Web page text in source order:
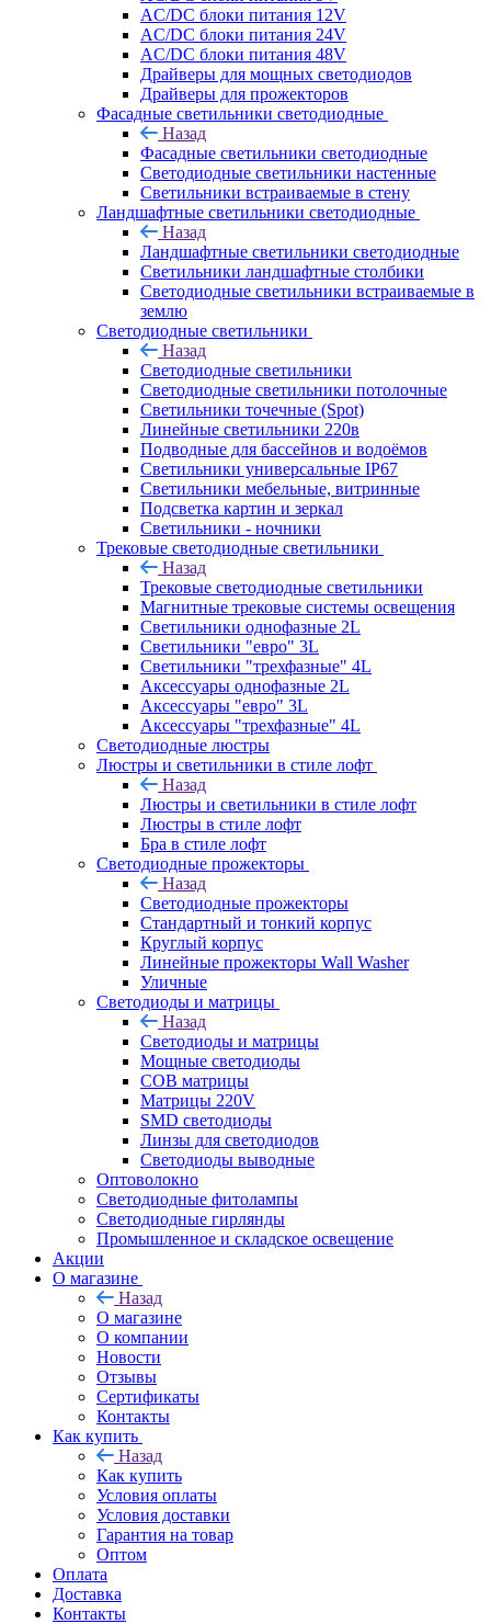
AC/DC блоки питания 12V
AC/DC блоки питания 24V
AC/DC блоки питания 48V
Драйверы для мощных светодиодов
Драйверы для прожекторов
Фасадные светильники светодиодные
Назад
Фасадные светильники светодиодные
Светодиодные светильники настенные
Светильники встраиваемые в стену
Ландшафтные светильники светодиодные
Назад
Ландшафтные светильники светодиодные
Светильники ландшафтные столбики
Светодиодные светильники встраиваемые в
землю
Светодиодные светильники
Назад
Светодиодные светильники
Светодиодные светильники потолочные
Светильники точечные (Spot)
Линейные светильники 220в
Подводные для бассейнов и водоёмов
Светильники универсальные IP67
Светильники мебельные, витринные
Подсветка картин и зеркал
Светильники - ночники
Трековые светодиодные светильники
Назад
Трековые светодиодные светильники
Магнитные трековые системы освещения
Светильники однофазные 2L
Светильники "евро" 3L
Светильники "трехфазные" 4L
Аксессуары однофазные 2L
Аксессуары "евро" 3L
Аксессуары "трехфазные" 4L
Светодиодные люстры
Люстры и светильники в стиле лофт
Назад
Люстры и светильники в стиле лофт
Люстры в стиле лофт
Бра в стиле лофт
Светодиодные прожекторы
Назад
Светодиодные прожекторы
Стандартный и тонкий корпус
Круглый корпус
Линейные прожекторы Wall Washer
Уличные
Светодиоды и матрицы
Назад
Светодиоды и матрицы
Мощные светодиоды
COB матрицы
Матрицы 220V
SMD светодиоды
Линзы для светодиодов
Светодиоды выводные
Оптоволокно
Светодиодные фитолампы
Светодиодные гирлянды
Промышленное и складское освещение
Акции
О магазине
Назад
О магазине
О компании
Новости
Отзывы
Сертификаты
Контакты
Как купить
Назад
Как купить
Условия оплаты
Условия доставки
Гарантия на товар
Оптом
Оплата
Доставка
Контакты